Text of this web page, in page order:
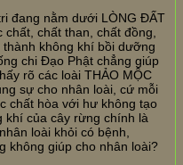
đang nằm dưới LÒNG ĐẤT
chất, chất than, chất đồng,
không khí bồi dưỡng
chi Đạo Phật chẳng giúp
rõ các loài THẢO MỘC
sự cho nhân loài, cứ mỗi
chất hòa với hư không tạo
khí của cây rừng chính là
loài khỏi có bệnh,
không giúp cho nhân loài?